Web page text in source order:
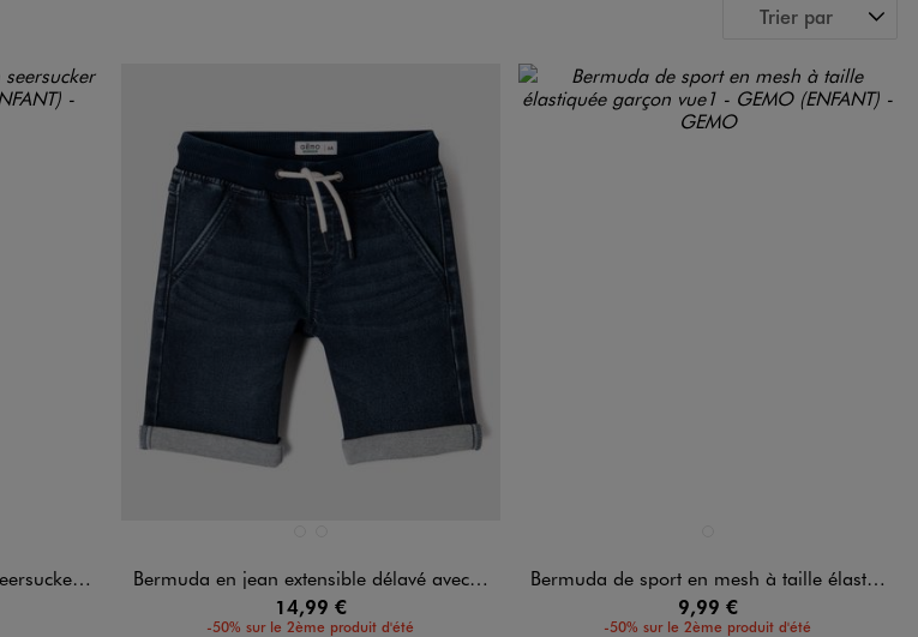
Trier par
garçon
Bermuda en jean extensible délavé avec taille en bord-côte garçon
14,99 €
-50% sur le 2ème produit d'été
Bermuda de sport en mesh à taille élastiquée garçon
9,99 €
-50% sur le 2ème produit d'été